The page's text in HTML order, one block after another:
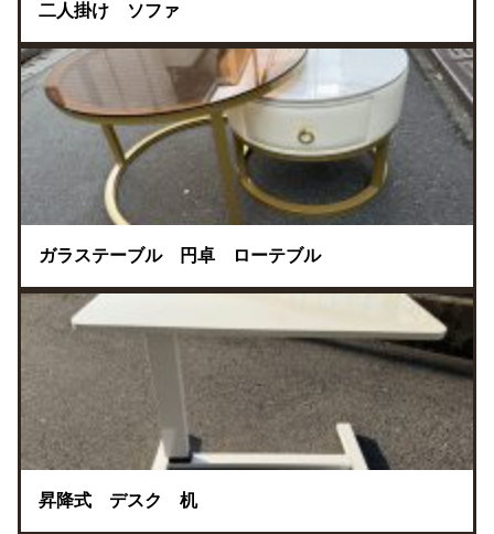
二人掛け ソファ
ガラステーブル 円卓 ローテブル
昇降式 デスク 机